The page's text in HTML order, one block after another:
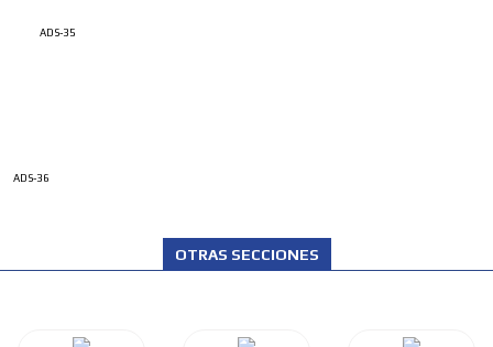
ADS-35
ADS-36
OTRAS SECCIONES